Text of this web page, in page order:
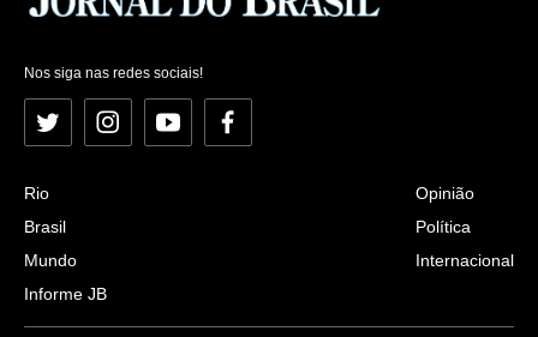
Nos siga nas redes sociais!
Twitter InstagramYouTubeFacebook
Rio
Brasil
Mundo
Informe JB
Opinião
Política
Internacional